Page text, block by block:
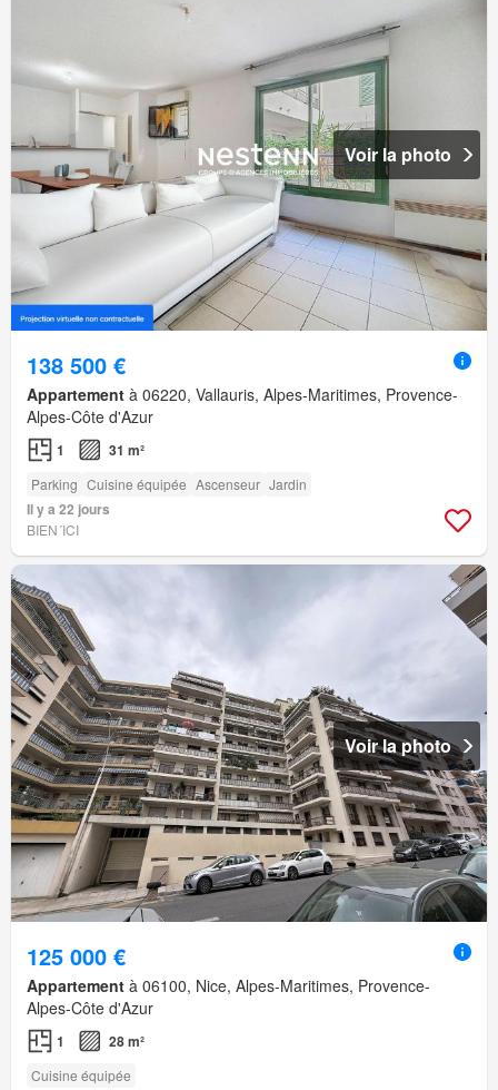
Voir la photo
138 500 €
Appartement à 06220, Vallauris, Alpes-Maritimes, Provence-
Alpes-Côte d'Azur
1 31 m²
Parking Cuisine équipée Ascenseur Jardin
Il y a 22 jours
BIEN´ICI
Voir la photo
125 000 €
Appartement à 06100, Nice, Alpes-Maritimes, Provence-
Alpes-Côte d'Azur
1 28 m²
Cuisine équipée